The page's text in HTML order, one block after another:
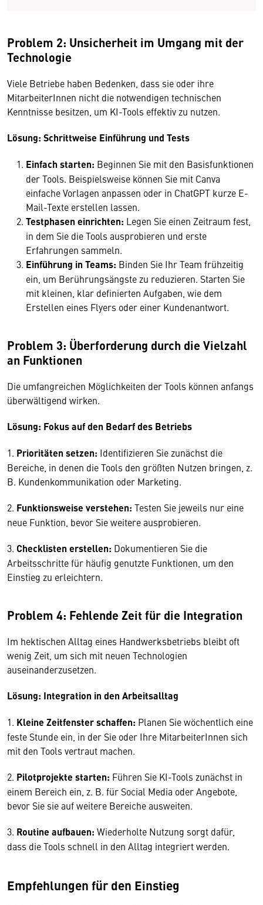
Problem 2: Unsicherheit im Umgang mit der
Technologie
Viele Betriebe haben Bedenken, dass sie oder ihre
MitarbeiterInnen nicht die notwendigen technischen
Kenntnisse besitzen, um KI-Tools effektiv zu nutzen.
Lösung: Schrittweise Einführung und Tests
Einfach starten: Beginnen Sie mit den Basisfunktionen
der Tools. Beispielsweise können Sie mit Canva
einfache Vorlagen anpassen oder in ChatGPT kurze E-
Mail-Texte erstellen lassen.
Testphasen einrichten: Legen Sie einen Zeitraum fest,
in dem Sie die Tools ausprobieren und erste
Erfahrungen sammeln.
Einführung in Teams: Binden Sie Ihr Team frühzeitig
ein, um Berührungsängste zu reduzieren. Starten Sie
mit kleinen, klar definierten Aufgaben, wie dem
Erstellen eines Flyers oder einer Kundenantwort.
Problem 3: Überforderung durch die Vielzahl
an Funktionen
Die umfangreichen Möglichkeiten der Tools können anfangs
überwältigend wirken.
Lösung: Fokus auf den Bedarf des Betriebs
1. Prioritäten setzen: Identifizieren Sie zunächst die
Bereiche, in denen die Tools den größten Nutzen bringen, z.
B. Kundenkommunikation oder Marketing.
2. Funktionsweise verstehen: Testen Sie jeweils nur eine
neue Funktion, bevor Sie weitere ausprobieren.
3. Checklisten erstellen: Dokumentieren Sie die
Arbeitsschritte für häufig genutzte Funktionen, um den
Einstieg zu erleichtern.
Problem 4: Fehlende Zeit für die Integration
Im hektischen Alltag eines Handwerksbetriebs bleibt oft
wenig Zeit, um sich mit neuen Technologien
auseinanderzusetzen.
Lösung: Integration in den Arbeitsalltag
1. Kleine Zeitfenster schaffen: Planen Sie wöchentlich eine
feste Stunde ein, in der Sie oder Ihre MitarbeiterInnen sich
mit den Tools vertraut machen.
2. Pilotprojekte starten: Führen Sie KI-Tools zunächst in
einem Bereich ein, z. B. für Social Media oder Angebote,
bevor Sie sie auf weitere Bereiche ausweiten.
3. Routine aufbauen: Wiederholte Nutzung sorgt dafür,
dass die Tools schnell in den Alltag integriert werden.
Empfehlungen für den Einstieg